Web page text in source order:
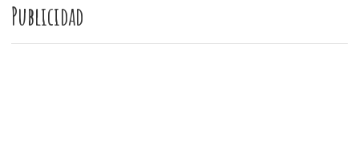
Publicidad